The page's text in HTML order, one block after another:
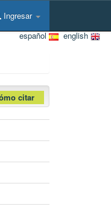
Ingresar
english
español
citar